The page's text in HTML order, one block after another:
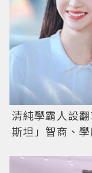
清純學霸人設
斯坦」智商、